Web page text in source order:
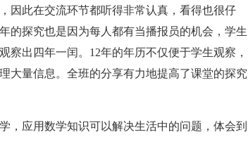
因此在交流环节都听得非常认真，看得也很仔
的探究也是因为每人都有当播报员的机会，学生
察出四年一闰。12年的年历不仅便于学生观察，
大量信息。全班的分享有力地提高了课堂的探究
，应用数学知识可以解决生活中的问题，体会到